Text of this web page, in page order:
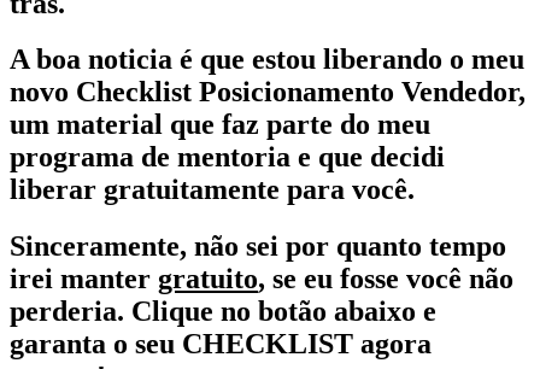
A boa noticia é que estou liberando o meu
novo Checklist Posicionamento Vendedor,
um material que faz parte do meu
programa de mentoria e que decidi
liberar gratuitamente para você.
Sinceramente, não sei por quanto tempo
irei manter gratuito, se eu fosse você não
perderia. Clique no botão abaixo e
garanta o seu CHECKLIST agora